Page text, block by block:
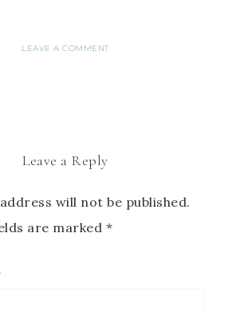
LEAVE A COMMENT
Leave a Reply
will not be published.
are marked *